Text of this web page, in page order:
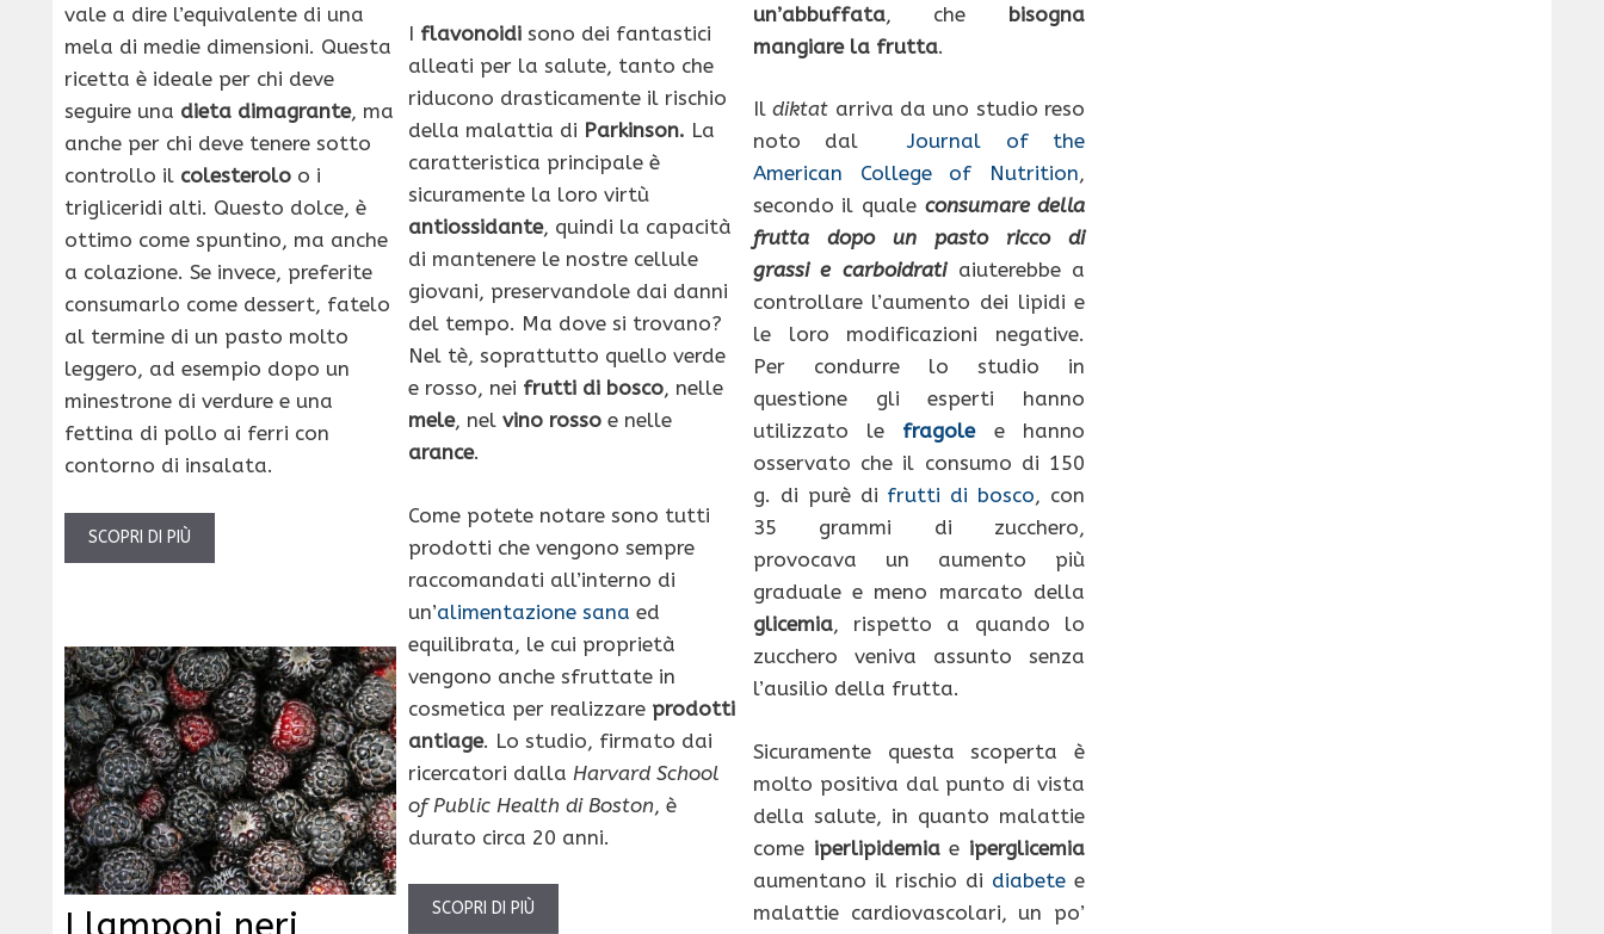
un’abbuffata, che bisogna
mangiare la frutta.
Ildiktat arriva da uno studio reso
noto dalJournal of the
American College of Nutrition,
secondo il quale consumare della
frutta dopo un pasto ricco di
grassi e carboidratiaiuterebbe a
controllare l’aumento dei lipidi e
le loro modificazioni negative.
Per condurre lo studio in
questione gli esperti hanno
utilizzato le fragolee hanno
osservato che il consumo di 150
g. di purè di frutti di bosco, con
35 grammi di zucchero,
provocava un aumento più
graduale e meno marcato della
glicemia, rispetto a quando lo
zucchero veniva assunto senza
l’ausilio della frutta.
Sicuramente questa scoperta è
molto positiva dal punto di vista
della salute, in quanto malattie
come iperlipidemiae iperglicemia
aumentano il rischio di diabete e
malattie cardiovascolari, un po’
vale a dire l’equivalente di una
mela di medie dimensioni. Questa
ricetta è ideale per chi deve
seguire una dieta dimagrante, ma
anche per chi deve tenere sotto
controllo il colesterolo o i
trigliceridi alti. Questo dolce, è
ottimo come spuntino, ma anche
a colazione. Se invece, preferite
consumarlo come dessert, fatelo
al termine di un pasto molto
leggero, ad esempio dopo un
minestrone di verdure e una
fettina di pollo ai ferri con
contorno di insalata.
SCOPRI DI PIÙ
I flavonoidi sono dei fantastici
alleati per la salute, tanto che
riducono drasticamente il rischio
della malattia di Parkinson. La
caratteristica principale è
sicuramente la loro virtù
antiossidante, quindi la capacità
di mantenere le nostre cellule
giovani, preservandole dai danni
del tempo. Ma dove si trovano?
Nel tè, soprattutto quello verde
e rosso, nei frutti di bosco, nelle
mele, nelvino rosso e nelle
arance.
Come potete notare sono tutti
prodotti che vengono sempre
raccomandati all’interno di
un’alimentazione sana ed
equilibrata, le cui proprietà
vengono anche sfruttate in
cosmetica per realizzare prodotti
antiage. Lo studio, firmato dai
ricercatori dalla Harvard School
of Public Health di Boston, è
durato circa 20 anni.
SCOPRI DI PIÙ
I lamponi neri